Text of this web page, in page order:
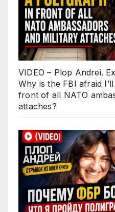
VIDEO – Plop Andrei.
Why is the FBI afraid
front of all NATO
attaches?